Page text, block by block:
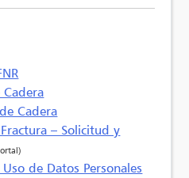
Cadera
– Solicitud y
de Datos Personales